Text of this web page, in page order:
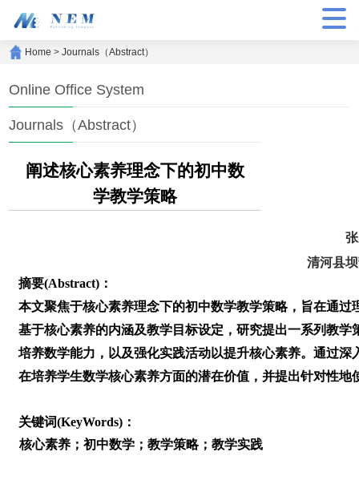
Home >Journals（Abstract）
Online Office System
Journals（Abstract）
阐述核心素养理念下的初中数
学教学策略
清河县
摘要(Abstract)：
本文聚焦于核心素养理念下的初中数学教学策略，旨在通
基于核心素养的内涵及教学目标设定，研究提出一系列教
培养数学能力，以及强化实践活动以提升核心素养。通过
在培养学生数学核心素养方面的潜在价值，并提出针对性地
关键词(KeyWords)：
核心素养；初中数学；教学策略；教学实践